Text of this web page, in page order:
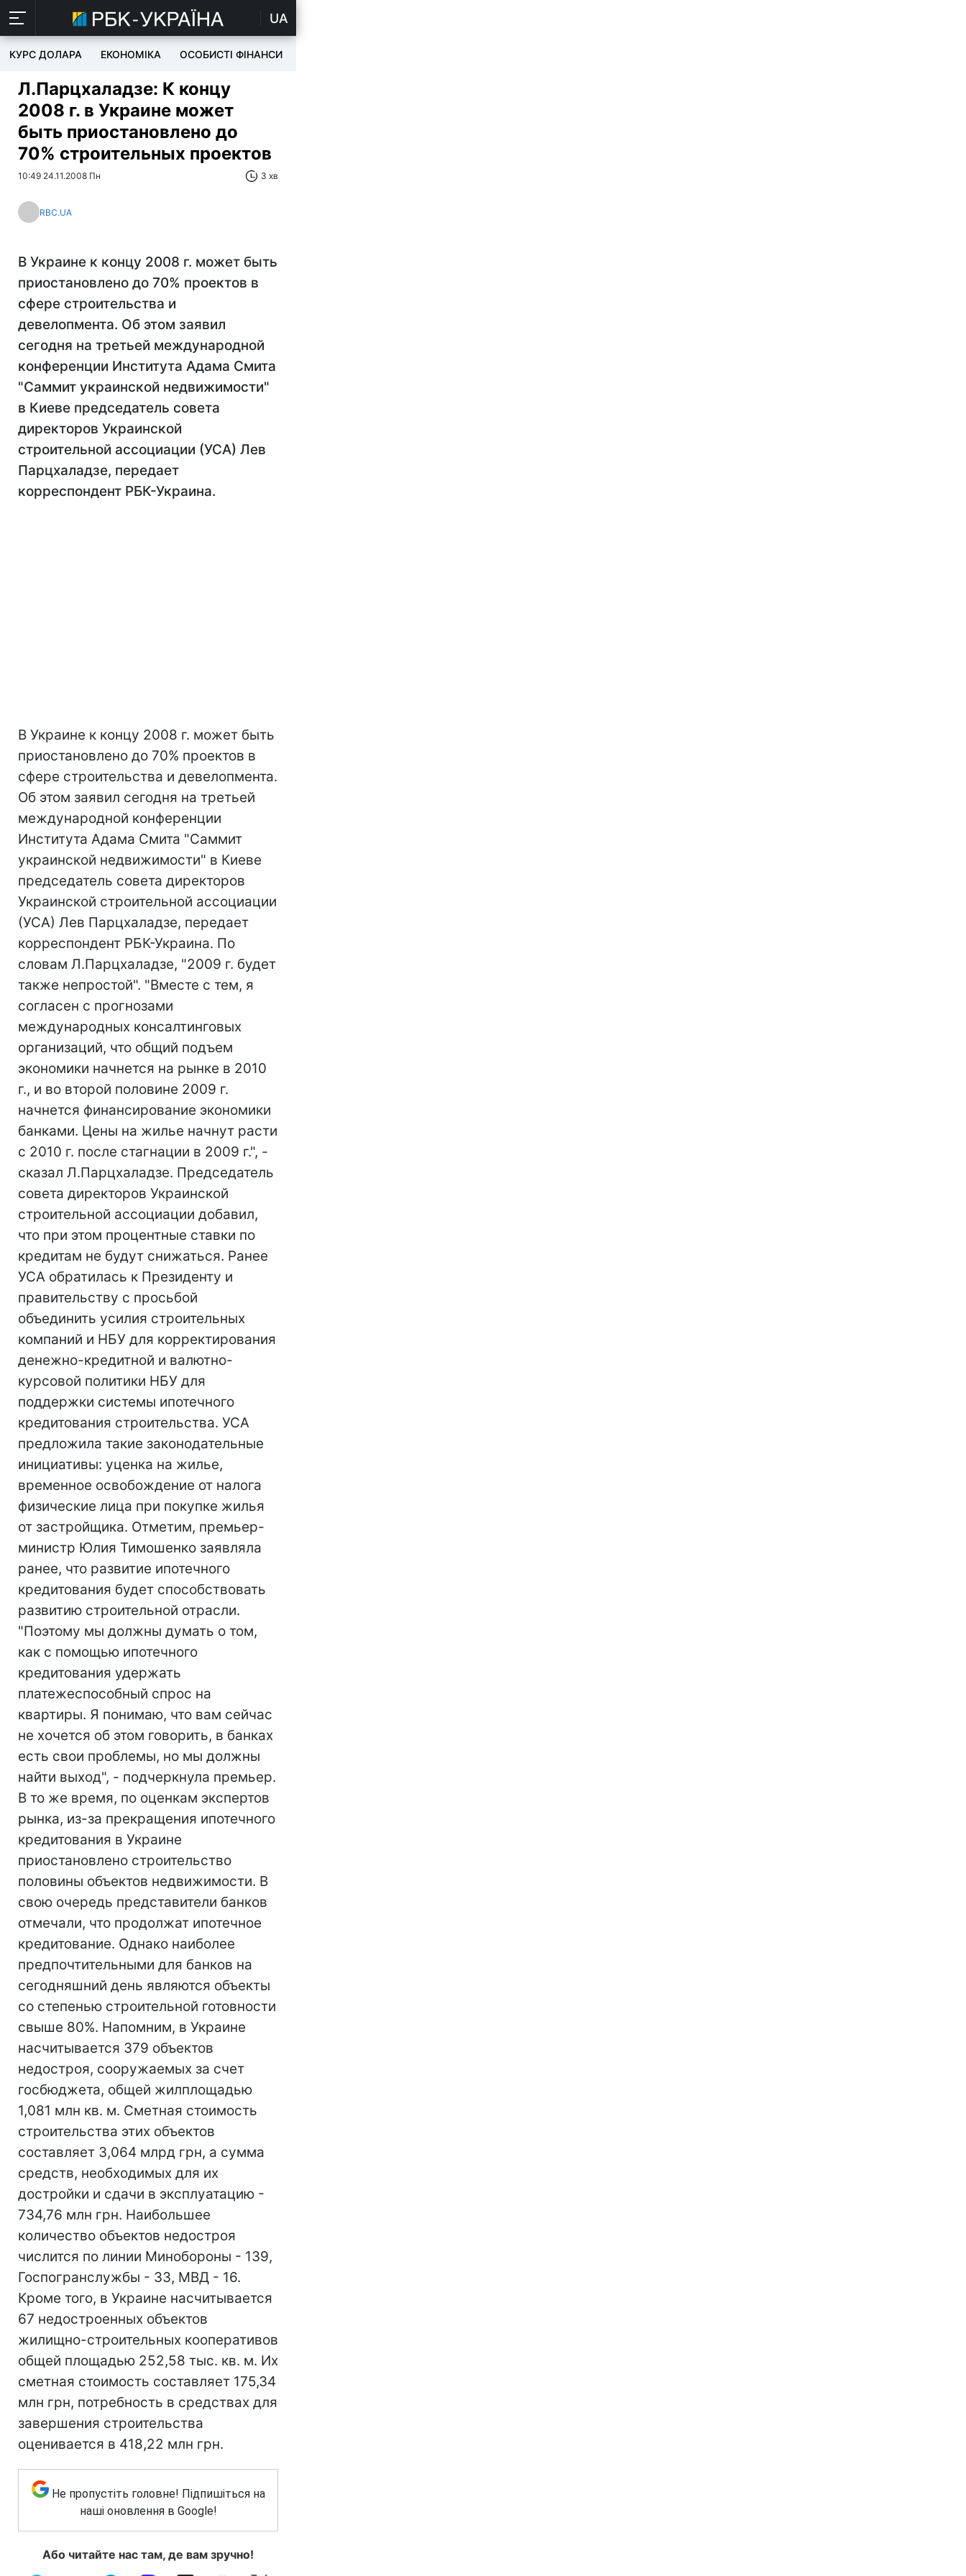
UA
КУРС ДОЛАРА ЕКОНОМІКА ОСОБИСТІ ФІНАНСИ
Л.Парцхаладзе: К концу
2008 г. в Украине может
быть приостановлено до
70% строительных проектов
10:49 24.11.2008 Пн 3 хв
RBC.UA
В Украине к концу 2008 г. может быть
приостановлено до 70% проектов в
сфере строительства и
девелопмента. Об этом заявил
сегодня на третьей международной
конференции Института Адама Смита
"Саммит украинской недвижимости"
в Киеве председатель совета
директоров Украинской
строительной ассоциации (УСА) Лев
Парцхаладзе, передает
корреспондент РБК-Украина.
В Украине к концу 2008 г. может быть
приостановлено до 70% проектов в
сфере строительства и девелопмента.
Об этом заявил сегодня на третьей
международной конференции
Института Адама Смита "Саммит
украинской недвижимости" в Киеве
председатель совета директоров
Украинской строительной ассоциации
(УСА) Лев Парцхаладзе, передает
корреспондент РБК-Украина. По
словам Л.Парцхаладзе, "2009 г. будет
также непростой". "Вместе с тем, я
согласен с прогнозами
международных консалтинговых
организаций, что общий подъем
экономики начнется на рынке в 2010
г., и во второй половине 2009 г.
начнется финансирование экономики
банками. Цены на жилье начнут расти
с 2010 г. после стагнации в 2009 г.", -
сказал Л.Парцхаладзе. Председатель
совета директоров Украинской
строительной ассоциации добавил,
что при этом процентные ставки по
кредитам не будут снижаться. Ранее
УСА обратилась к Президенту и
правительству с просьбой
объединить усилия строительных
компаний и НБУ для корректирования
денежно-кредитной и валютно-
курсовой политики НБУ для
поддержки системы ипотечного
кредитования строительства. УСА
предложила такие законодательные
инициативы: уценка на жилье,
временное освобождение от налога
физические лица при покупке жилья
от застройщика. Отметим, премьер-
министр Юлия Тимошенко заявляла
ранее, что развитие ипотечного
кредитования будет способствовать
развитию строительной отрасли.
"Поэтому мы должны думать о том,
как с помощью ипотечного
кредитования удержать
платежеспособный спрос на
квартиры. Я понимаю, что вам сейчас
не хочется об этом говорить, в банках
есть свои проблемы, но мы должны
найти выход", - подчеркнула премьер.
В то же время, по оценкам экспертов
рынка, из-за прекращения ипотечного
кредитования в Украине
приостановлено строительство
половины объектов недвижимости. В
свою очередь представители банков
отмечали, что продолжат ипотечное
кредитование. Однако наиболее
предпочтительными для банков на
сегодняшний день являются объекты
со степенью строительной готовности
свыше 80%. Напомним, в Украине
насчитывается 379 объектов
недостроя, сооружаемых за счет
госбюджета, общей жилплощадью
1,081 млн кв. м. Сметная стоимость
строительства этих объектов
составляет 3,064 млрд грн, а сумма
средств, необходимых для их
достройки и сдачи в эксплуатацию -
734,76 млн грн. Наибольшее
количество объектов недостроя
числится по линии Минобороны - 139,
Госпогранслужбы - 33, МВД - 16.
Кроме того, в Украине насчитывается
67 недостроенных объектов
жилищно-строительных кооперативов
общей площадью 252,58 тыс. кв. м. Их
сметная стоимость составляет 175,34
млн грн, потребность в средствах для
завершения строительства
оценивается в 418,22 млн грн.
Не пропустіть головне! Підпишіться на
наші оновлення в Google!
Або читайте нас там, де вам зручно!